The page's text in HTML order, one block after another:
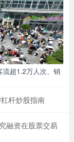
流超1.2万人次、销
杆炒股指南
融资在股票交易